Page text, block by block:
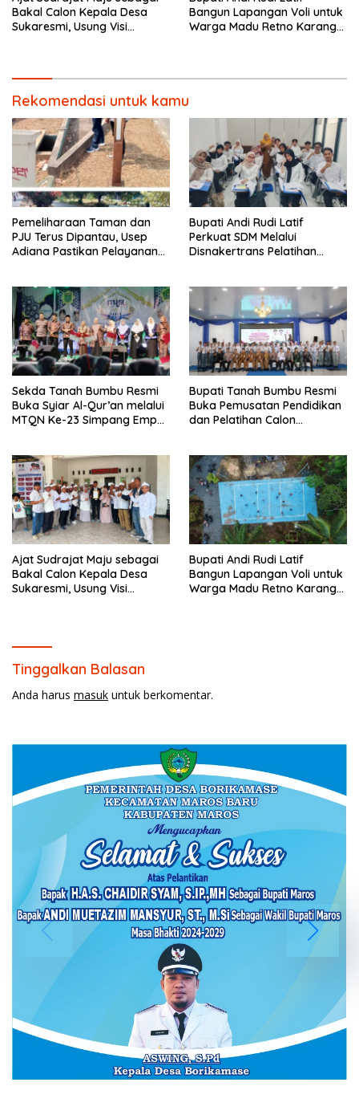
Bakal Calon Kepala Desa
Sukaresmi, Usung Visi
Bangun Lapangan Voli untuk
Warga Madu Retno Karang
Rekomendasi untuk kamu
Pemeliharaan Taman dan
PJU Terus Dipantau, Usep
Adiana Pastikan Pelayanan
Bupati Andi Rudi Latif
Perkuat SDM Melalui
Disnakertrans Pelatihan
Sekda Tanah Bumbu Resmi
Buka Syiar Al-Qur’an melalui
MTQN Ke-23 Simpang Empat
Bupati Tanah Bumbu Resmi
Buka Pemusatan Pendidikan
dan Pelatihan Calon
Ajat Sudrajat Maju sebagai
Bakal Calon Kepala Desa
Sukaresmi, Usung Visi
Bupati Andi Rudi Latif
Bangun Lapangan Voli untuk
Warga Madu Retno Karang
Tinggalkan Balasan
Anda harus masuk untuk berkomentar.